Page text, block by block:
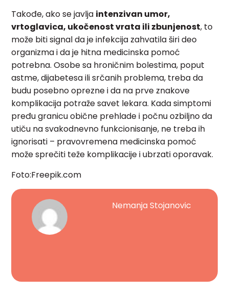
Takođe, ako se javlja intenzivan umor,
vrtoglavica, ukočenost vrata ili zbunjenost, to
može biti signal da je infekcija zahvatila širi deo
organizma i da je hitna medicinska pomoć
potrebna. Osobe sa hroničnim bolestima, poput
astme, dijabetesa ili srčanih problema, treba da
budu posebno oprezne i da na prve znakove
komplikacija potraže savet lekara. Kada simptomi
pređu granicu obične prehlade i počnu ozbiljno da
utiču na svakodnevno funkcionisanje, ne treba ih
ignorisati – pravovremena medicinska pomoć
može sprečiti teže komplikacije i ubrzati oporavak.
Foto:Freepik.com
Nemanja Stojanovic